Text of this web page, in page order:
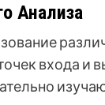
Анализа
входа и